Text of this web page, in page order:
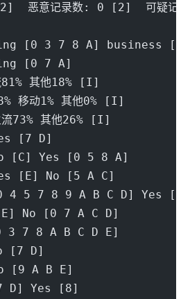
恶意记录数: 0 [2]  可疑
[0 3 7 8 A] business [9]
[0 7 A]
81% 其他18% [I]
移动1% 其他0% [I]
流73% 其他26% [I]
[7 D]
[C] Yes [0 5 8 A]
[E] No [5 A C]
4 5 7 8 9 A B C D] Yes [E]
No [0 7 A C D]
3 7 8 A B C D E]
[7 D]
[9 A B E]
D] Yes [8]